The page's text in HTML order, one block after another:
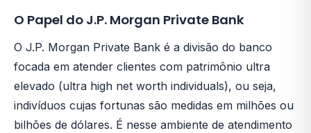
O Papel do J.P. Morgan Private Bank
O J.P. Morgan Private Bank é a divisão do banco
focada em atender clientes com patrimônio ultra
elevado (ultra high net worth individuals), ou seja,
indivíduos cujas fortunas são medidas em milhões ou
bilhões de dólares. É nesse ambiente de atendimento